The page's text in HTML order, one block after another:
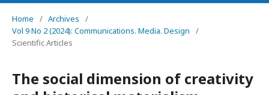
Home / Archives
/
Vol 9 No 2 (2024): Communications. Media. Design
/
Scientific Articles
The social dimension of creativity